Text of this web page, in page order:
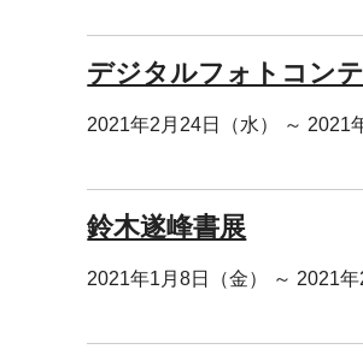
デジタルフォトコン
2021年2月24日（水） ～ 2021
鈴木遂峰書展
2021年1月8日（金） ～ 2021年